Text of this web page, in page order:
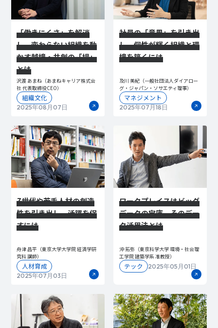
「働きにくさ」を解消
し、変わらない組織を動
かす越境・共創の「場」
とは
沢渡 あまね（あまねキャリア株式会
社 代表取締役CEO）
2025年08月07日
組織文化
社員の「意思」を引き出
し、個性が輝く組織と環
境を築くには
及川 美紀（一般社団法人ダイアロー
グ・ジャパン・ソサエティ理事）
2025年07月18日
マネジメント
Z世代や若手人材の創造
性を引き出し、活躍を促
すには
舟津 昌平（東京大学大学院 経済学研
究科 講師）
2025年07月03日
人材育成
ワークプレイスはビッグ
データの宝庫。そのデー
タ活用法とは
沖 拓弥（東京科学大学 環境・社会理
工学院 建築学系 准教授）
2025年05月01日
テック